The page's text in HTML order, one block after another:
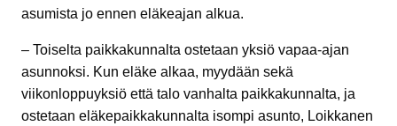
asumista jo ennen eläkeajan alkua.
– Toiselta paikkakunnalta ostetaan yksiö vapaa-ajan
asunnoksi. Kun eläke alkaa, myydään sekä
viikonloppuyksiö että talo vanhalta paikkakunnalta, ja
ostetaan eläkepaikkakunnalta isompi asunto, Loikkanen